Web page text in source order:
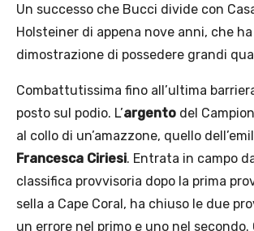
Un successo che Bucci divide con
Holsteiner di appena nove anni, che
dimostrazione di possedere grandi
Combattutissima fino all’ultima
posto sul podio. L’argento del
al collo di un’amazzone, quello
Francesca Ciriesi. Entrata in campo
classifica provvisoria dopo la prima
sella a Cape Coral, ha chiuso le due
un errore nel primo e uno nel secondo.